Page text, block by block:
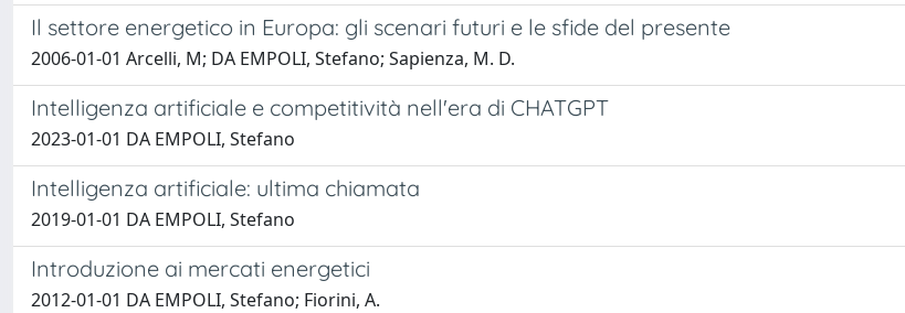
Il settore energetico in Europa: gli scenari futuri e le sfide del presente
2006-01-01 Arcelli, M; DA EMPOLI, Stefano; Sapienza, M. D.
Intelligenza artificiale e competitività nell'era di CHATGPT
2023-01-01 DA EMPOLI, Stefano
Intelligenza artificiale: ultima chiamata
2019-01-01 DA EMPOLI, Stefano
Introduzione ai mercati energetici
2012-01-01 DA EMPOLI, Stefano; Fiorini, A.